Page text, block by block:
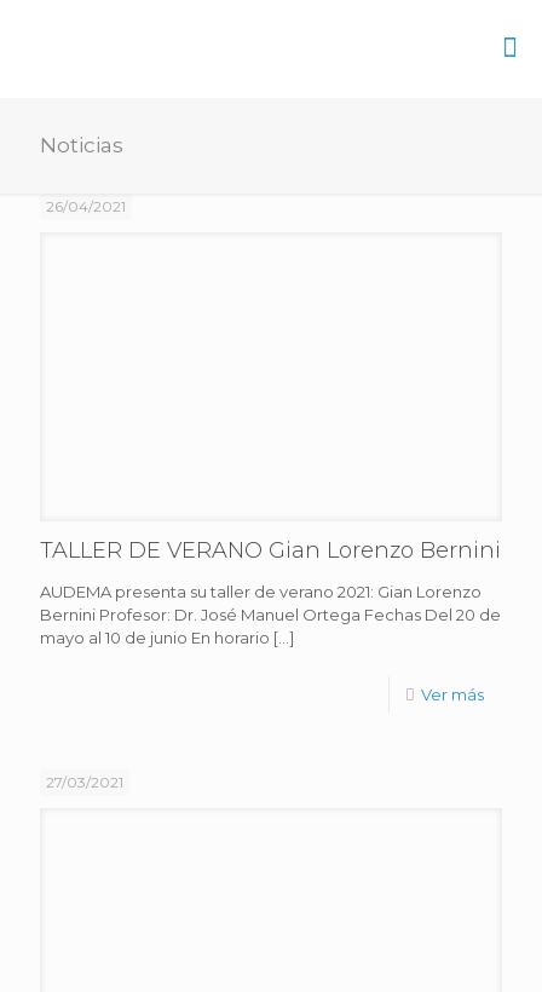
Noticias
26/04/2021
TALLER DE VERANO Gian Lorenzo Bernini
AUDEMA presenta su taller de verano 2021: Gian Lorenzo
Bernini Profesor: Dr. José Manuel Ortega Fechas Del 20 de
mayo al 10 de junio En horario […]
Ver más
27/03/2021